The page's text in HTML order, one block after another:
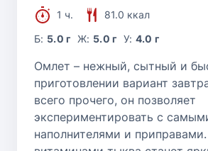
1 ч.
81.0 ккал
Б: 5.0 г Ж: 5.0 г У: 4.0 г
Омлет – нежный, сытный и
приготовлении вариант
всего прочего, он позволяет
экспериментировать с
наполнителями и приправами.